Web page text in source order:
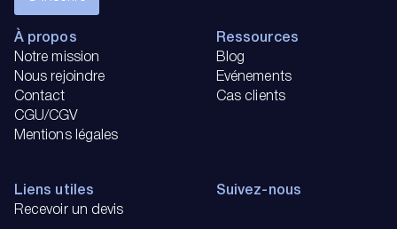
À propos
Notre mission
Nous rejoindre
Contact
CGU/CGV
Mentions légales
Ressources
Blog
Evénements
Cas clients
Liens utiles
Recevoir un devis
Suivez-nous